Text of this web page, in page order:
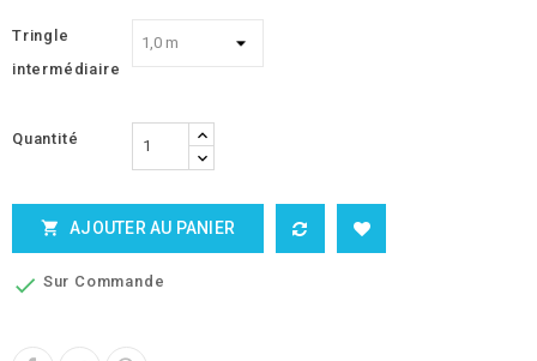
Tringle
intermédiaire
Quantité
 AJOUTER AU PANIER
 Sur Commande